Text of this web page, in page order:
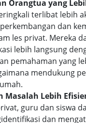
Orangtua yang
terlibat lebih
dan
les privat. Mereka
lebih langsung
pemahaman yang
mendukung
Masalah Lebih
guru dan siswa
dan